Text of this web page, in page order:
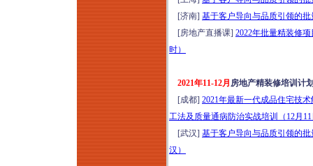
实战能力提升专题培
训（2026年8月11-12
日成都）
穿透式监管下国企法
务、合规、内控、风
险、审计“五位一体
化” 构建专题培训
（2026年8月12日西
安）
2026探访中国“好房
[济南] 基于客户导向与品质引领的
[房地产直播课] 2022年批量精装修
时）
2021年11-12月 房地产精装修培训计
[成都] 2021年最新一代成品住宅技
工法及质量通病防治实战培训（12月
[武汉] 基于客户导向与品质引领的
汉）